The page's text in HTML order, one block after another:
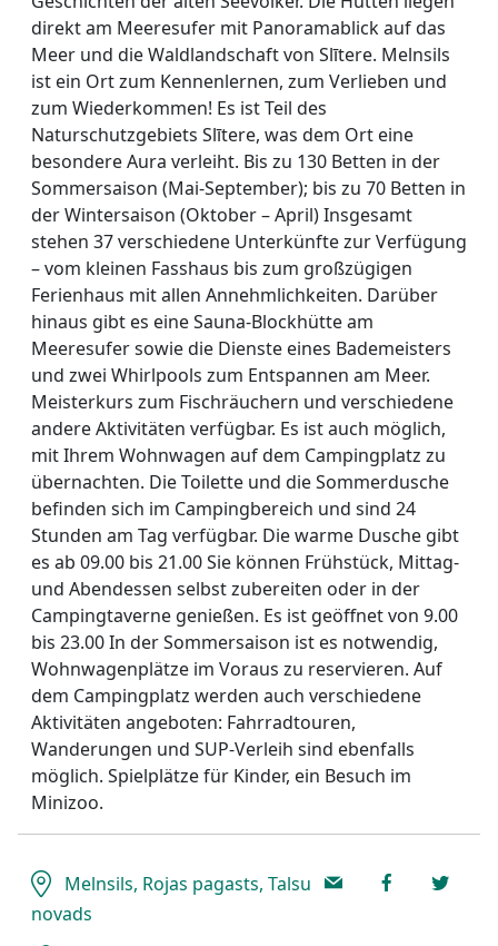
direkt am Meeresufer mit Panoramablick auf das
Meer und die Waldlandschaft von Slītere. Melnsils
ist ein Ort zum Kennenlernen, zum Verlieben und
zum Wiederkommen! Es ist Teil des
Naturschutzgebiets Slītere, was dem Ort eine
besondere Aura verleiht. Bis zu 130 Betten in der
Sommersaison (Mai-September); bis zu 70 Betten in
der Wintersaison (Oktober – April) Insgesamt
stehen 37 verschiedene Unterkünfte zur Verfügung
– vom kleinen Fasshaus bis zum großzügigen
Ferienhaus mit allen Annehmlichkeiten. Darüber
hinaus gibt es eine Sauna-Blockhütte am
Meeresufer sowie die Dienste eines Bademeisters
und zwei Whirlpools zum Entspannen am Meer.
Meisterkurs zum Fischräuchern und verschiedene
andere Aktivitäten verfügbar. Es ist auch möglich,
mit Ihrem Wohnwagen auf dem Campingplatz zu
übernachten. Die Toilette und die Sommerdusche
befinden sich im Campingbereich und sind 24
Stunden am Tag verfügbar. Die warme Dusche gibt
es ab 09.00 bis 21.00 Sie können Frühstück, Mittag-
und Abendessen selbst zubereiten oder in der
Campingtaverne genießen. Es ist geöffnet von 9.00
bis 23.00 In der Sommersaison ist es notwendig,
Wohnwagenplätze im Voraus zu reservieren. Auf
dem Campingplatz werden auch verschiedene
Aktivitäten angeboten: Fahrradtouren,
Wanderungen und SUP-Verleih sind ebenfalls
möglich. Spielplätze für Kinder, ein Besuch im
Minizoo.
Melnsils, Rojas pagasts, Talsu
novads